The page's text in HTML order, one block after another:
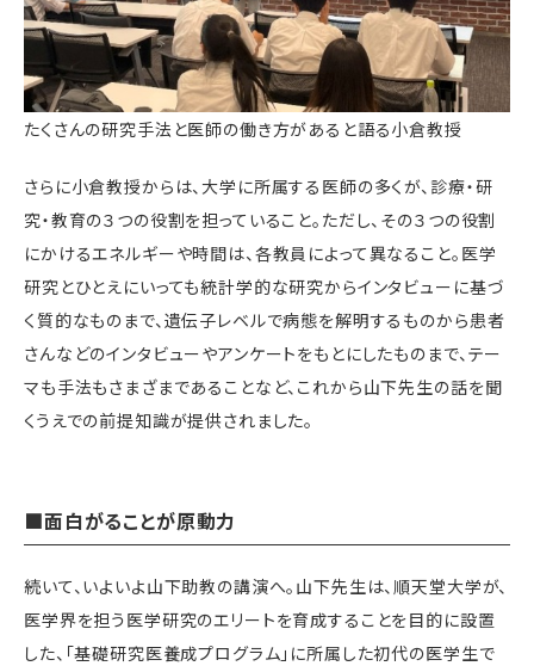
たくさんの研究手法と医師の働き方があると語る小倉教授
さらに小倉教授からは、大学に所属する医師の多くが、診療・研
究・教育の３つの役割を担っていること。ただし、その３つの役割
にかけるエネルギーや時間は、各教員によって異なること。医学
研究とひとえにいっても統計学的な研究からインタビューに基づ
く質的なものまで、遺伝子レベルで病態を解明するものから患者
さんなどのインタビューやアンケートをもとにしたものまで、テー
マも手法もさまざまであることなど、これから山下先生の話を聞
くうえでの前提知識が提供されました。
■面白がることが原動力
続いて、いよいよ山下助教の講演へ。山下先生は、順天堂大学が、
医学界を担う医学研究のエリートを育成することを目的に設置
した、「基礎研究医養成プログラム」に所属した初代の医学生で